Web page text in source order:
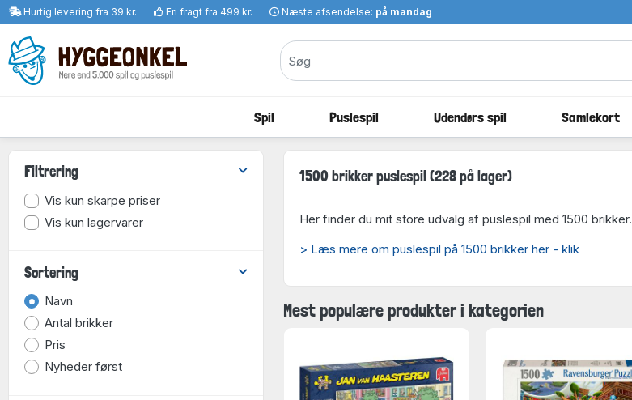
Hurtig levering fra 39 kr. Fri fragt fra 499 kr. Næste afsendelse: på mandag
Spil Puslespil Udendørs spil Samlekort
Filtrering
Vis kun skarpe priser
Vis kun lagervarer
Sortering
Navn
Antal brikker
Pris
Nyheder først
1500 brikker puslespil (228 på lager)
Her finder du mit store udvalg af puslespil med 1500 brikker.
> Læs mere om puslespil på 1500 brikker her - klik
Mest populære produkter i kategorien